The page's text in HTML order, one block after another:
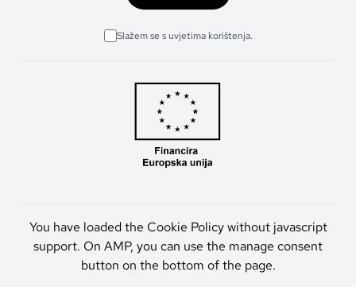
Slažem se s uvjetima korištenja.
You have loaded the Cookie Policy without javascript
support. On AMP, you can use the manage consent
button on the bottom of the page.